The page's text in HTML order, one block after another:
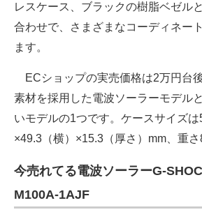
レスケース、ブラックの樹脂ベゼル
合わせで、さまざまなコーディネー
ます。
ECショップの実売価格は2万円台
素材を採用した電波ソーラーモデル
いモデルの1つです。ケースサイズは
×49.3（横）×15.3（厚さ）mm、重さ
今売れてる電波ソーラーG-
M100A-1AJF